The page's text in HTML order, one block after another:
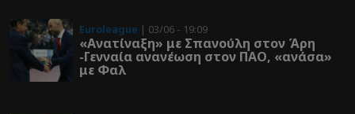
Euroleague | 03/06 - 19:09
«Ανατίναξη» με Σπανούλη στον Άρη
-Γενναία ανανέωση στον ΠΑΟ, «ανάσα»
με Φαλ